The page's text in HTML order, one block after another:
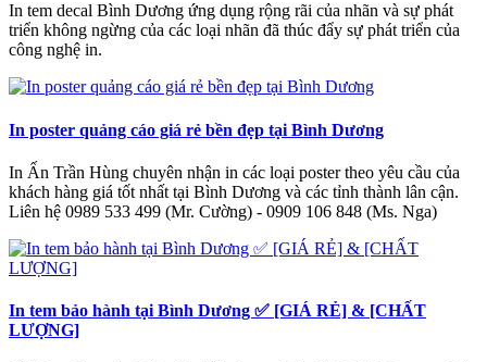
In tem decal Bình Dương ứng dụng rộng rãi của nhãn và sự phát
triển không ngừng của các loại nhãn đã thúc đẩy sự phát triển của
công nghệ in.
In poster quảng cáo giá rẻ bền đẹp tại Bình Dương
In Ấn Trần Hùng chuyên nhận in các loại poster theo yêu cầu của
khách hàng giá tốt nhất tại Bình Dương và các tỉnh thành lân cận.
Liên hệ 0989 533 499 (Mr. Cường) - 0909 106 848 (Ms. Nga)
In tem bảo hành tại Bình Dương ✅ [GIÁ RẺ] & [CHẤT
LƯỢNG]